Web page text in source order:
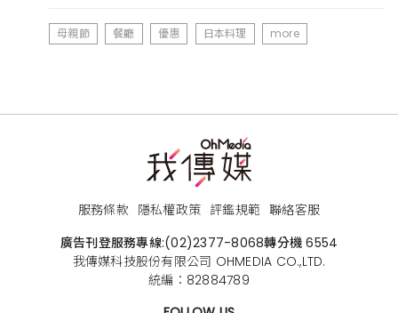
母親節 餐廳 優惠 日本料理 more
服務條款 隱私權政策 評鑑規範 聯絡客服
廣告刊登服務專線:(02)2377-8068轉分機 6554
我傳媒科技股份有限公司 OHMEDIA CO.,LTD.
統編：82884789